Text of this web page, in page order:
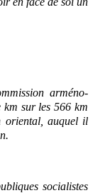
arméno-
sur les 566 km
oriental, auquel il
socialistes